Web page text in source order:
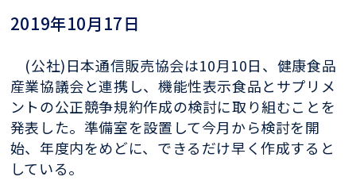
2019年10月17日
(公社)日本通信販売協会は10月10日、健康食品
産業協議会と連携し、機能性表示食品とサプリメ
ントの公正競争規約作成の検討に取り組むことを
発表した。準備室を設置して今月から検討を開
始、年度内をめどに、できるだけ早く作成すると
している。